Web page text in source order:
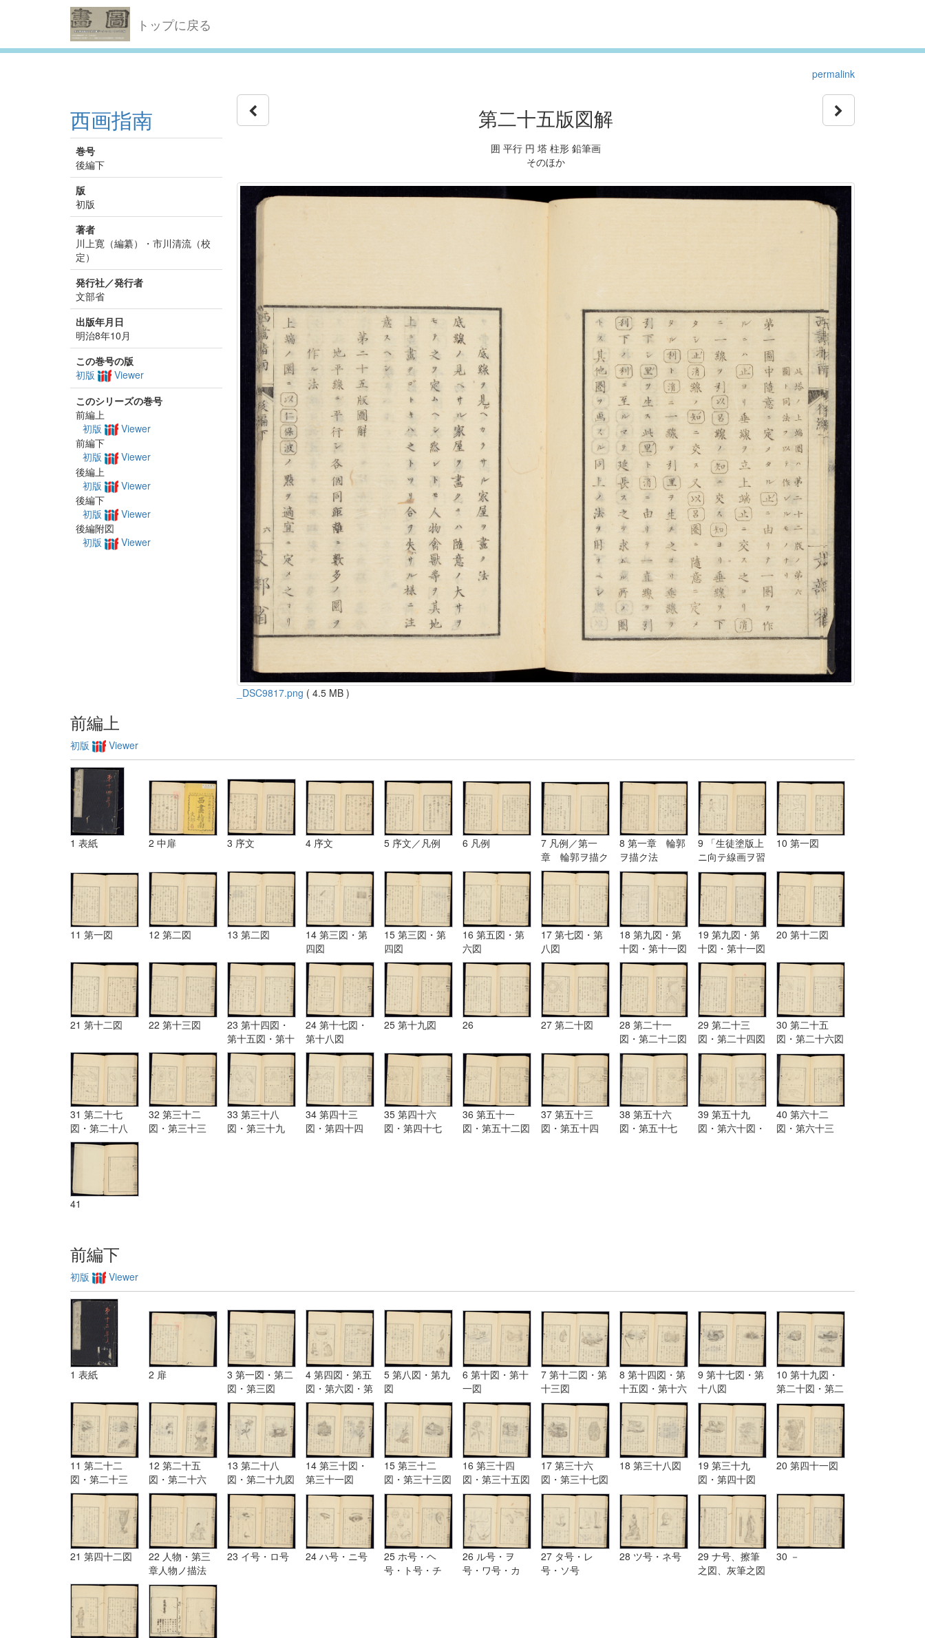
トップに戻る
permalink
西画指南
巻号
後編下
版
初版
著者
川上寛（編纂）・市川清流（校
定）
発行社／発行者
文部省
出版年月日
明治8年10月
この巻号の版
初版
Viewer
このシリーズの巻号
前編上
初版
Viewer
前編下
初版
Viewer
後編上
初版
Viewer
後編下
初版
Viewer
後編附図
初版
Viewer
第二十五版図解
囲 平行 円 塔 柱形 鉛筆画
そのほか
_DSC9817.png ( 4.5 MB )
前編上
初版 Viewer
1 表紙 2 中扉 3 序文 4 序文 5 序文／凡例 6 凡例
7 凡例／第一
章 輪郭ヲ描ク
法
8 第一章 輪郭
ヲ描ク法
9 「生徒塗版上
ニ向テ線画ヲ習
フ図」
10 第一図
11 第一図 12 第二図 13 第二図
14 第三図・第
四図
15 第三図・第
四図
16 第五図・第
六図
17 第七図・第
八図
18 第九図・第
十図・第十一図
19 第九図・第
十図・第十一図
20 第十二図
21 第十二図 22 第十三図
23 第十四図・
第十五図・第十
六図
24 第十七図・
第十八図
25 第十九図 26 27 第二十図
28 第二十一
図・第二十二図
29 第二十三
図・第二十四図
30 第二十五
図・第二十六図
31 第二十七
図・第二十八
図・第二十九
図・第三十図・
第三十一図
32 第三十二
図・第三十三
33 第三十八
図・第三十九
34 第四十三
図・第四十四
35 第四十六
図・第四十七
36 第五十一
図・第五十二図
37 第五十三
図・第五十四
38 第五十六
図・第五十七
39 第五十九
図・第六十図・
40 第六十二
図・第六十三
41
前編下
初版 Viewer
1 表紙 2 扉
3 第一図・第二
図・第三図
4 第四図・第五
図・第六図・第
七図
5 第八図・第九
図
6 第十図・第十
一図
7 第十二図・第
十三図
8 第十四図・第
十五図・第十六
図
9 第十七図・第
十八図
10 第十九図・
第二十図・第二
十一図
11 第二十二
図・第二十三
図・第二十四図
12 第二十五
図・第二十六
図・第二十七図
13 第二十八
図・第二十九図
14 第三十図・
第三十一図
15 第三十二
図・第三十三図
16 第三十四
図・第三十五図
17 第三十六
図・第三十七図
18 第三十八図
19 第三十九
図・第四十図
20 第四十一図
21 第四十二図
22 人物・第三
章人物ノ描法
23 イ号・ロ号 24 ハ号・ニ号
25 ホ号・ヘ
号・ト号・チ
26 ル号・ヲ
号・ワ号・カ
27 タ号・レ
号・ソ号
28 ツ号・ネ号
29 ナ号、擦筆
之図、灰筆之図
30 －